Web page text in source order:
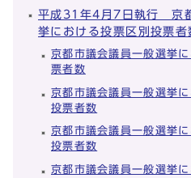
平成31年4月7日執行 京
挙における投票区別投票者
京都市議会議員一般選挙
票者数
京都市議会議員一般選挙
投票者数
京都市議会議員一般選挙
投票者数
京都市議会議員一般選挙